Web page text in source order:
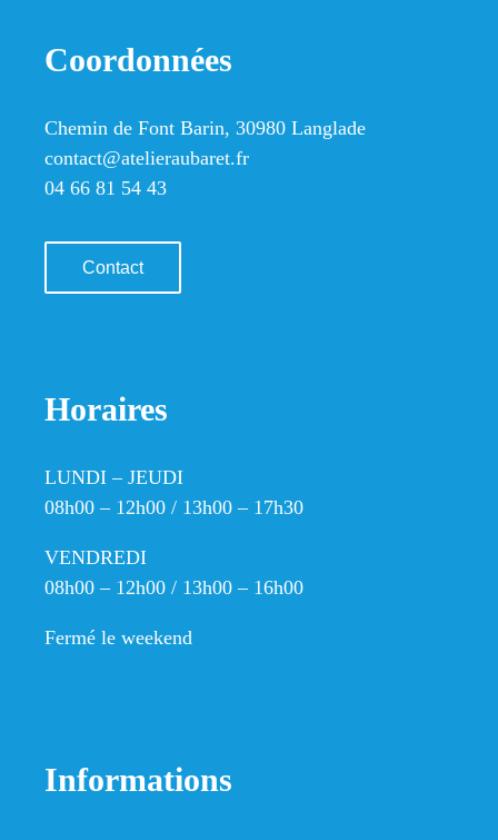
Coordonnées
Chemin de Font Barin, 30980 Langlade
contact@atelieraubaret.fr
04 66 81 54 43
Contact
Horaires
LUNDI – JEUDI
08h00 – 12h00 / 13h00 – 17h30
VENDREDI
08h00 – 12h00 / 13h00 – 16h00
Fermé le weekend
Informations